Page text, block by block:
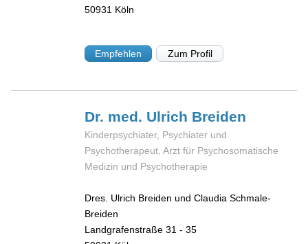
50931 Köln
Empfehlen Zum Profil
Dr. med. Ulrich Breiden
Kinderpsychiater, Psychiater und
Psychotherapeut, Arzt für Psychosomatische
Medizin und Psychotherapie
Dres. Ulrich Breiden und Claudia Schmale-
Breiden
Landgrafenstraße 31 - 35